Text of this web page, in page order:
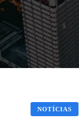
Críticas Breve
NOTÍCIAS